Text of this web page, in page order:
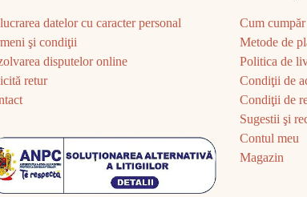
datelor cu caracter personal
şi condiţii
disputelor online
retur
Cum cumpăr
Metode de
Politica de
Condiţii de
Condiţii de
Sugestii şi
Contul meu
Magazin